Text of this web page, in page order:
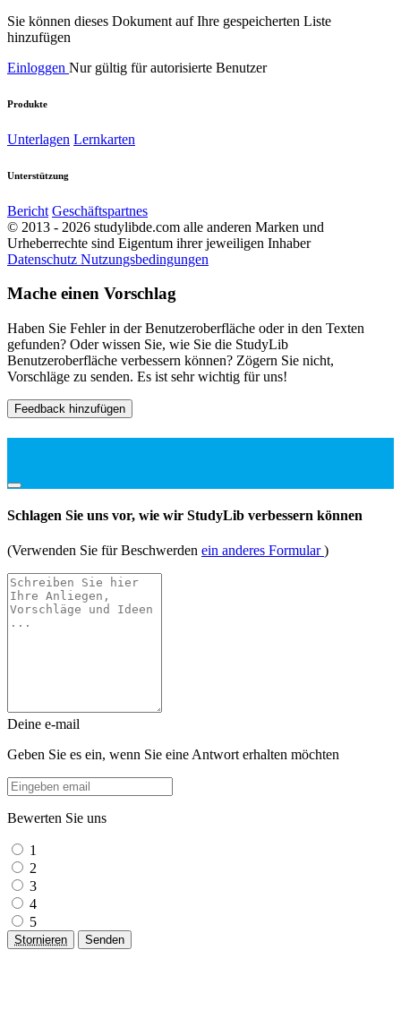
Sie können dieses Dokument auf Ihre gespeicherten Liste
hinzufügen
Einloggen Nur gültig für autorisierte Benutzer
Produkte
Unterlagen Lernkarten
Unterstützung
Bericht Geschäftspartnes
© 2013 - 2026 studylibde.com alle anderen Marken und
Urheberrechte sind Eigentum ihrer jeweiligen Inhaber
Datenschutz Nutzungsbedingungen
Mache einen Vorschlag
Haben Sie Fehler in der Benutzeroberfläche oder in den Texten
gefunden? Oder wissen Sie, wie Sie die StudyLib
Benutzeroberfläche verbessern können? Zögern Sie nicht,
Vorschläge zu senden. Es ist sehr wichtig für uns!
Feedback hinzufügen
Schlagen Sie uns vor, wie wir StudyLib verbessern können
(Verwenden Sie für Beschwerden ein anderes Formular)
Deine e-mail
Geben Sie es ein, wenn Sie eine Antwort erhalten möchten
Bewerten Sie uns
1
2
3
4
5
Stornieren Senden